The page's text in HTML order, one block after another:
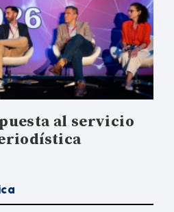
al servicio